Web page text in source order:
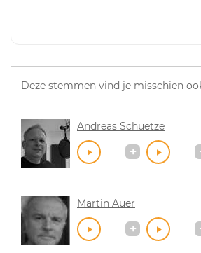
Deze stemmen vind je misschien
Andreas Schuetze
Martin Auer